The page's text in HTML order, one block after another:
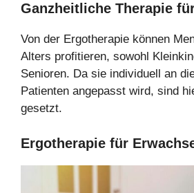
Ganzheitliche Therapie
Von der Ergotherapie können
Alters profitieren, sowohl
Senioren. Da sie individuell an
Patienten angepasst wird, sind
gesetzt.
Ergotherapie für